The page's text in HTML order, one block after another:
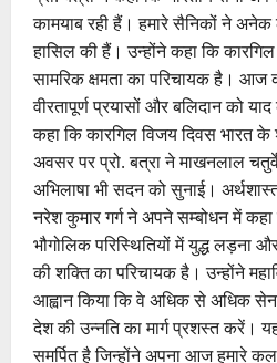
कामयाब रही हैं। हमारे सैनिकों ने
हासिल की हैं। उन्होंने कहा कि
सामरिक क्षमता का परिचायक है।
वीरतापूर्ण प्रयासों और बलिदान को
कहा कि कारगिल विजय दिवस भारत के
अवसर पर प्रो. बत्रा ने माखनलाल
अभिलाषा भी सदन को सुनाई।
नरेश कुमार गर्ग ने अपने सम्बोधन में
भौगोलिक परिस्थितियों में युद्ध लड़ना
की शक्ति का परिचायक है। उन्होंने
आह्वान किया कि वे अधिक से अधिक
देश की उन्नति का मार्ग प्रशस्त करें।
समर्पित है जिन्होंने अपना आज हमारे